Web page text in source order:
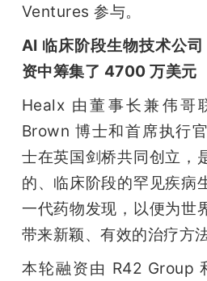
Ventures 参与。
AI 临床阶段生物技术公
资中筹集了 4700 万美元
Healx 由董事长兼伟哥
Brown 博士和首席执行
士在英国剑桥共同创立，
的、临床阶段的罕见疾病
一代药物发现，以便为世
带来新颖、有效的治疗方
本轮融资由 R42 Group